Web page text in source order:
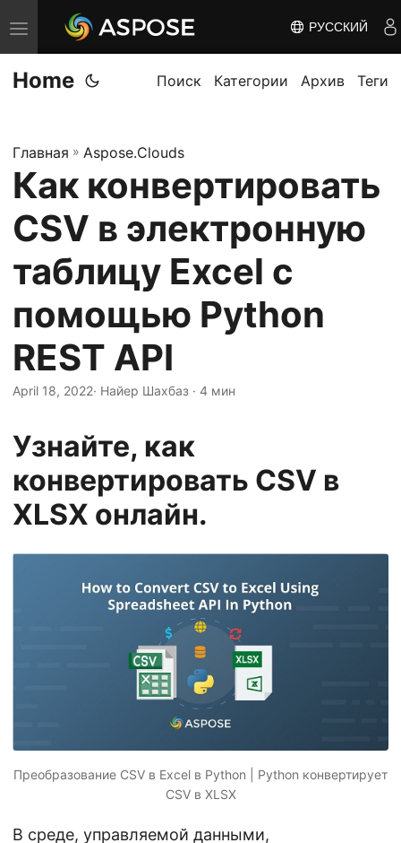
П
е
р
л
ю
и
ь
н
а
в
а
ц
и
ю
РУССКИЙ
Home Поиск Категории Архив Теги
Главная » Aspose.Clouds
Как конвертировать
CSV в электронную
таблицу Excel с
помощью Python
REST API
April 18, 2022· Найер Шахбаз · 4 мин
Узнайте, как
конвертировать CSV в
XLSX онлайн.
Преобразование CSV в Excel в Python | Python конвертирует
CSV в XLSX
В среде, управляемой данными,